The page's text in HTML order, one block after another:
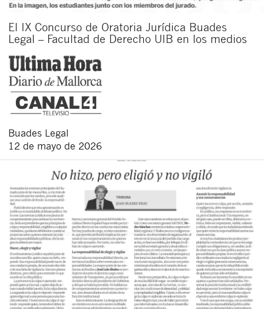
El IX Concurso de Oratoria Jurídica Buades
Legal – Facultad de Derecho UIB en los medios
Buades Legal
12 de mayo de 2026